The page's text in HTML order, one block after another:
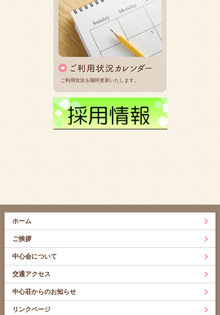
ご利用状況を随時更新いたします。
ホーム
ご挨拶
中心会について
交通アクセス
中心荘からのお知らせ
リンクページ